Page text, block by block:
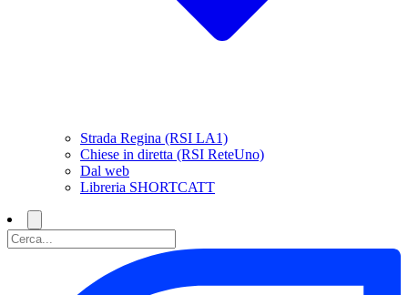
Strada Regina (RSI LA1)
Chiese in diretta (RSI ReteUno)
Dal web
Libreria SHORTCATT